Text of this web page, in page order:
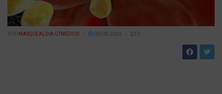
POR MASQUEALDIA UTMEDIOS 06/08/2026 0